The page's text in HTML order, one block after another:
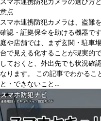
意点
スマホ連携防犯カメラは、盗難
確認・証拠保全を助ける機器で
庭や店舗では、まず玄関・駐車
台で見える化することが現実的
しておくと、外出先でも状況確
なります。 この記事でわかるこ
と・できないこと…